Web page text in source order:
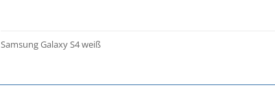
Samsung Galaxy S4 weiß